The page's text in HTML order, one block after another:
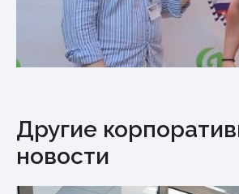
Другие
новости